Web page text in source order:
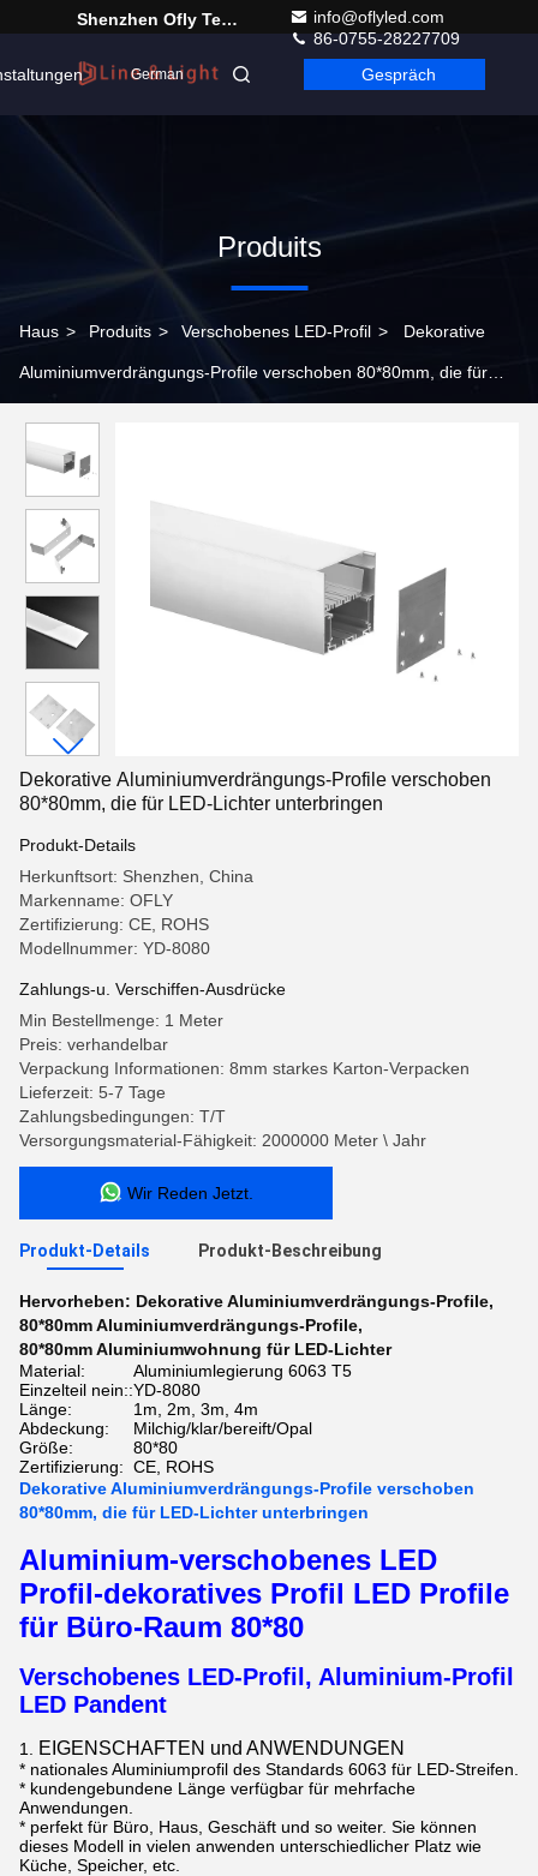
Shenzhen Ofly Technology Co.,Limited
info@oflyled.com
86-0755-28227709
German Gespräch
Produits
Haus > Produits > Verschobenes LED-Profil > Dekorative
Aluminiumverdrängungs-Profile verschoben 80*80mm, die für
Dekorative Aluminiumverdrängungs-Profile verschoben
80*80mm, die für LED-Lichter unterbringen
Produkt-Details
Herkunftsort: Shenzhen, China
Markenname: OFLY
Zertifizierung: CE, ROHS
Modellnummer: YD-8080
Zahlungs-u. Verschiffen-Ausdrücke
Min Bestellmenge: 1 Meter
Preis: verhandelbar
Verpackung Informationen: 8mm starkes Karton-Verpacken
Lieferzeit: 5-7 Tage
Zahlungsbedingungen: T/T
Versorgungsmaterial-Fähigkeit: 2000000 Meter \ Jahr
Wir Reden Jetzt.
Produkt-Details Produkt-Beschreibung
Hervorheben: Dekorative Aluminiumverdrängungs-Profile,
80*80mm Aluminiumverdrängungs-Profile,
80*80mm Aluminiumwohnung für LED-Lichter
Material:
Aluminiumlegierung 6063 T5
Einzelteil nein::YD-8080
Länge:
1m, 2m, 3m, 4m
Abdeckung:
Milchig/klar/bereift/Opal
Größe:
80*80
Zertifizierung: CE, ROHS
Dekorative Aluminiumverdrängungs-Profile verschoben
80*80mm, die für LED-Lichter unterbringen
Aluminium-verschobenes LED
Profil-dekoratives Profil LED Profile
für Büro-Raum 80*80
Verschobenes LED-Profil, Aluminium-Profil
LED Pandent
1. EIGENSCHAFTEN und ANWENDUNGEN
* nationales Aluminiumprofil des Standards 6063 für LED-Streifen.
* kundengebundene Länge verfügbar für mehrfache
Anwendungen.
* perfekt für Büro, Haus, Geschäft und so weiter. Sie können
dieses Modell in vielen anwenden unterschiedlicher Platz wie
Küche, Speicher, etc.